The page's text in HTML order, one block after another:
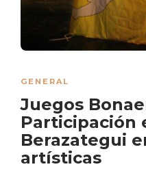
GENERAL
Juegos
Participación
Berazategui
artísticas